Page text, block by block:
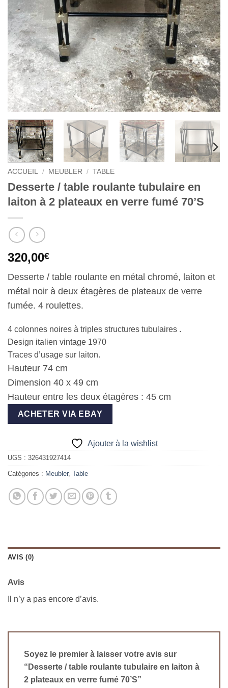
ACCUEIL / MEUBLER / TABLE
Desserte / table roulante tubulaire en
laiton à 2 plateaux en verre fumé 70’S
320,00€
Desserte / table roulante en métal chromé, laiton et
métal noir à deux étagères de plateaux de verre
fumée. 4 roulettes.
4 colonnes noires à triples structures tubulaires .
Design italien vintage 1970
Traces d’usage sur laiton.
Hauteur 74 cm
Dimension 40 x 49 cm
Hauteur entre les deux étagères : 45 cm
ACHETER VIA EBAY
Ajouter à la wishlist
UGS : 326431927414
Catégories : Meubler, Table
AVIS (0)
Avis
Il n’y a pas encore d’avis.
Soyez le premier à laisser votre avis sur
“Desserte / table roulante tubulaire en laiton à
2 plateaux en verre fumé 70’S”